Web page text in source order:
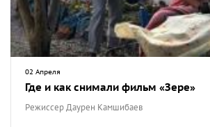
02 Апреля
Где и как снимали фильм «Зере»
Режиссер Даурен Камшибаев